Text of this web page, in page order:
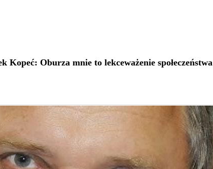
Kopeć: Oburza mnie to lekceważenie społeczeństwa